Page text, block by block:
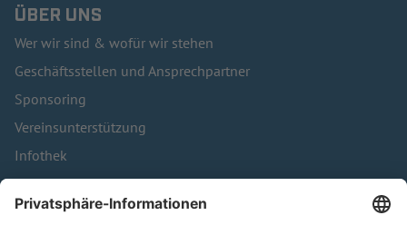
ÜBER UNS
Wer wir sind & wofür wir stehen
Geschäftsstellen und Ansprechpartner
Sponsoring
Vereinsunterstützung
Infothek
Kontakt